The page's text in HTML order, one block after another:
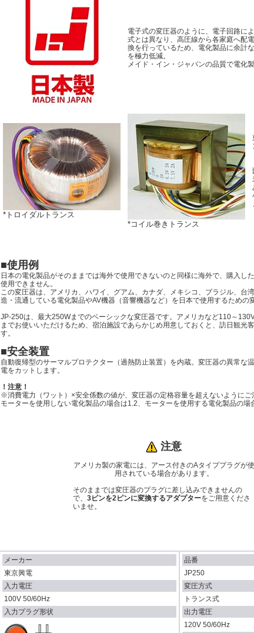
電子式の変圧器のように、電子回路に
式とは異なり、高圧線から各家庭へ配
換を行っているため、電化製品に余計
を極力低減。
メイド・イン・ジャパンの品質で電化
*トロイダルトランス
*コイル巻きトランス
■使用例
日本の電化製品がそのままでは海外で使用できないのと同様に海外で、購入し
使用できません。
この変圧器は、アメリカ、ハワイ、グアム、カナダ、メキシコ、ブラジル、台
造・流通している電化製品やAV機器（音響機器など）を日本で使用するための
JP-250は、最大250Wまでのベーシックな変圧器です。アメリカなど110～
までお使いいただけるため、宿泊施設であらかじめ用意しておくと、訪日観光
す。
■安全装置
自動復帰型のサーマルプロテクター（過熱防止装置）を内蔵。変圧器の異常な
電をカットします。
！注意！
※消費電力（ワット）×安全係数の値が、変圧器の定格容量を超えないようにご
モーターを使用しない電化製品の場合は1.2、モーターを使用する電化製品の場
注意
アメリカ製の家電には、アース付きのAタイププラグが使
用されている場合があります。
そのままでは変圧器のプラグに差し込みできませんの
で、 3ピンを2ピンに変換するアダプターをご用意くださ
いませ。
メーカー
東京興電
入力電圧
100V 50/60Hz
入力プラグ形状
品番
JP250
変圧方式
トランス式
出力電圧
120V 50/60Hz